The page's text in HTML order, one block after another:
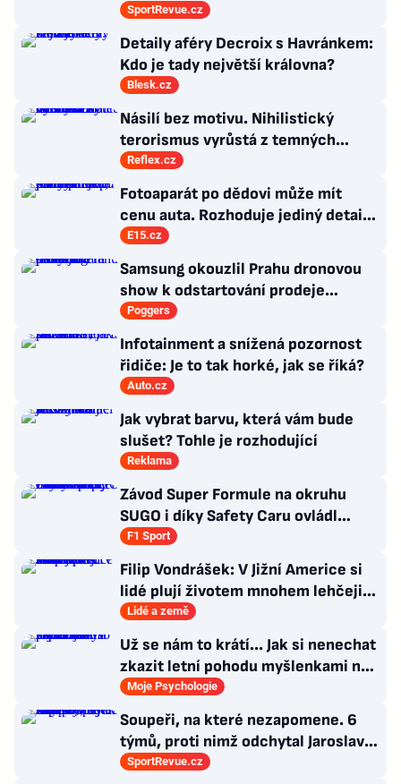
kolonii v Ottawě
SportRevue.cz
Detaily aféry Decroix s Havránkem:
Kdo je tady největší královna?
Blesk.cz
Násilí bez motivu. Nihilistický
terorismus vyrůstá z temných
koutů internetu a míří i na malé děti
Reflex.cz
Fotoaparát po dědovi může mít
cenu auta. Rozhoduje jediný detail,
který lehce přehlédnete
E15.cz
Samsung okouzlil Prahu dronovou
show k odstartování prodeje
nových produktů
Poggers
Infotainment a snížená pozornost
řidiče: Je to tak horké, jak se říká?
Auto.cz
Jak vybrat barvu, která vám bude
slušet? Tohle je rozhodující
Reklama
Závod Super Formule na okruhu
SUGO i díky Safety Caru ovládl
Fukuzumi. Staněk po chybě nedojel
F1 Sport
Filip Vondrášek: V Jižní Americe si
lidé plují životem mnohem lehčeji,
věci tolik neřeší
Lidé a země
Už se nám to krátí... Jak si nenechat
zkazit letní pohodu myšlenkami na
zářijový zápřah?
Moje Psychologie
Soupeři, na které nezapomene. 6
týmů, proti nimž odchytal Jaroslav
Drobný nejvíc zápasů v kariéře
SportRevue.cz